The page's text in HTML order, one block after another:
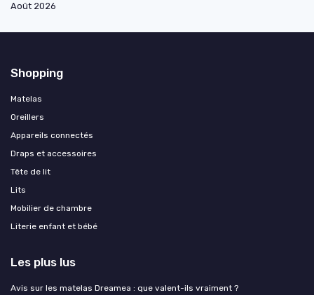
Août 2026
Shopping
Matelas
Oreillers
Appareils connectés
Draps et accessoires
Tête de lit
Lits
Mobilier de chambre
Literie enfant et bébé
Les plus lus
Avis sur les matelas Dreamea : que valent-ils vraiment ?